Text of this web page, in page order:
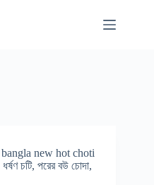
bangla new hot choti
ধর্ষণ চটি, পরের বউ চোদা,